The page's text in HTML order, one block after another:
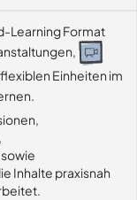
Learning Format
Einheiten im
Inhalte praxisnah